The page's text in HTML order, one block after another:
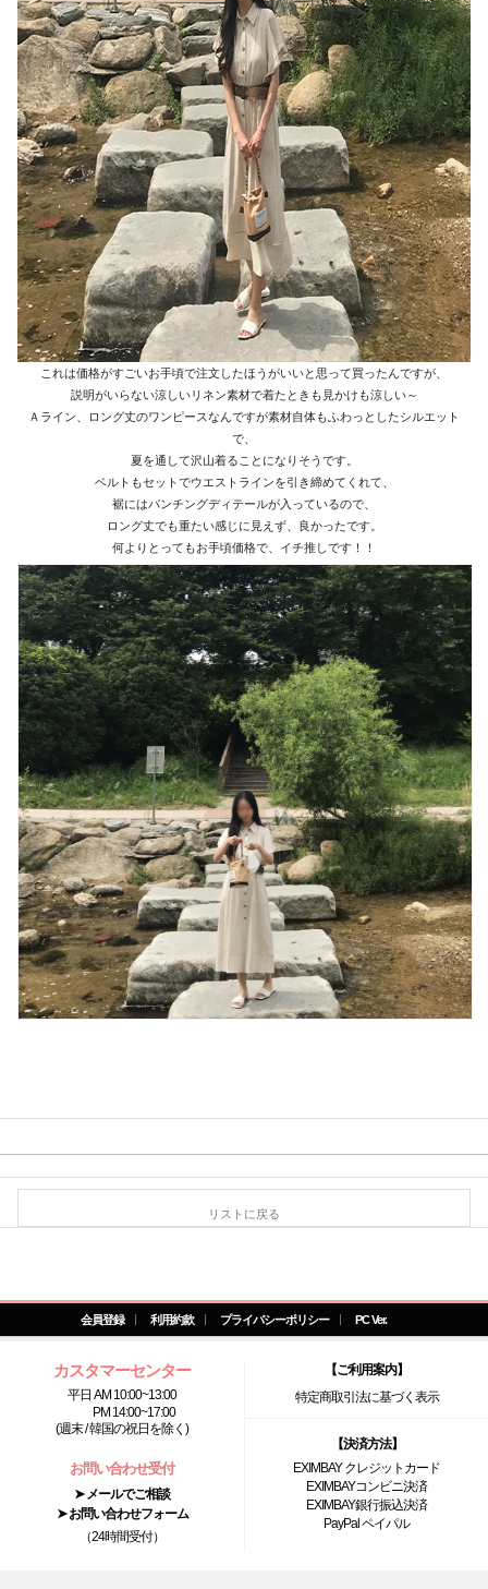
これは価格がすごいお手頃で注文したほうがいいと思って買ったんですが、
説明がいらない涼しいリネン素材で着たときも見かけも涼しい～
Ａライン、ロング丈のワンピースなんですが素材自体もふわっとしたシルエット
で、
夏を通して沢山着ることになりそうです。
ベルトもセットでウエストラインを引き締めてくれて、
裾にはパンチングディテールが入っているので、
ロング丈でも重たい感じに見えず、良かったです。
何よりとってもお手頃価格で、イチ推しです！！
リストに戻る
会員登録 利用約款 プライバシーポリシー PC Ver.
カスタマーセンター
平日 AM 10:00~13:00
PM 14:00~17:00
(週末 / 韓国の祝日を除く)
お問い合わせ受付
➤ メールでご相談
➤ お問い合わせフォーム
（24時間受付）
【ご利用案内】
特定商取引法に基づく表示
【決済方法】
EXIMBAY クレジットカード
EXIMBAYコンビニ決済
EXIMBAY銀行振込決済
PayPal ペイパル